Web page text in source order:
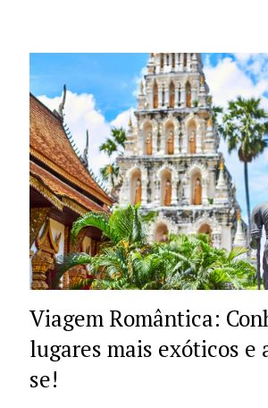
Viagem Romântica:
lugares mais exóticos e
se!